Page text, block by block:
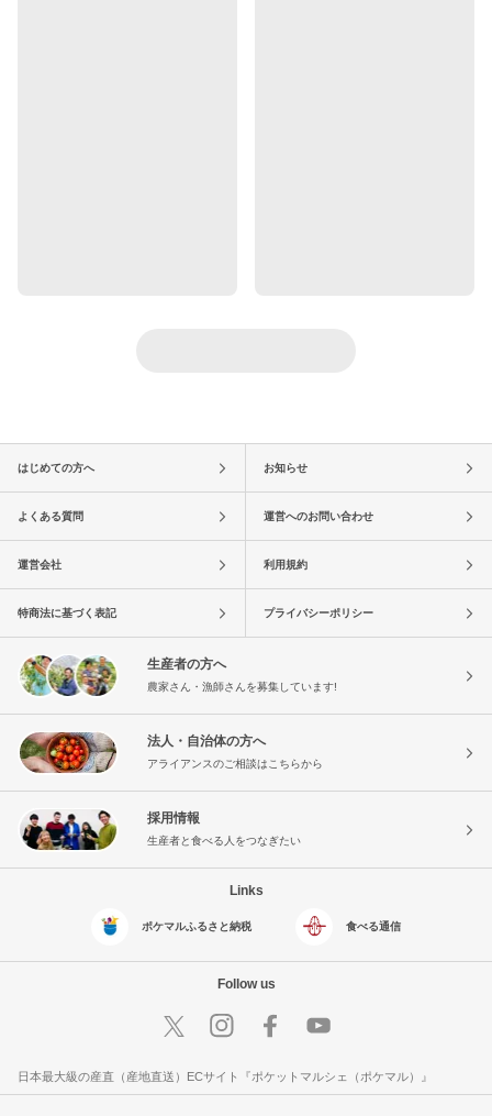
はじめての方へ お知らせ
よくある質問 運営へのお問い合わせ
運営会社 利用規約
特商法に基づく表記 プライバシーポリシー
生産者の方へ
農家さん・漁師さんを募集しています!
法人・自治体の方へ
アライアンスのご相談はこちらから
採用情報
生産者と食べる人をつなぎたい
Links
ポケマルふるさと納税 食べる通信
Follow us
日本最大級の産直（産地直送）ECサイト『ポケットマルシェ（ポケマル）』